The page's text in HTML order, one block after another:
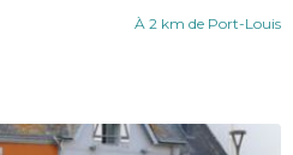
À 2 km de Port-Louis